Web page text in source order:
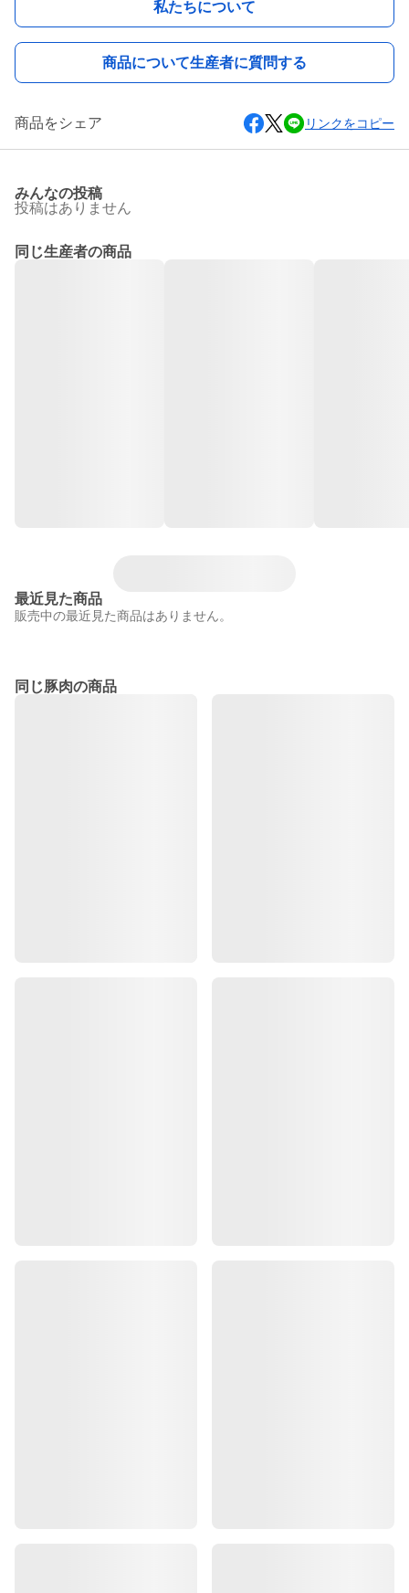
私たちについて
商品について生産者に質問する
商品をシェア リンクをコピー
みんなの投稿
投稿はありません
同じ生産者の商品
最近見た商品
販売中の最近見た商品はありません。
同じ豚肉の商品